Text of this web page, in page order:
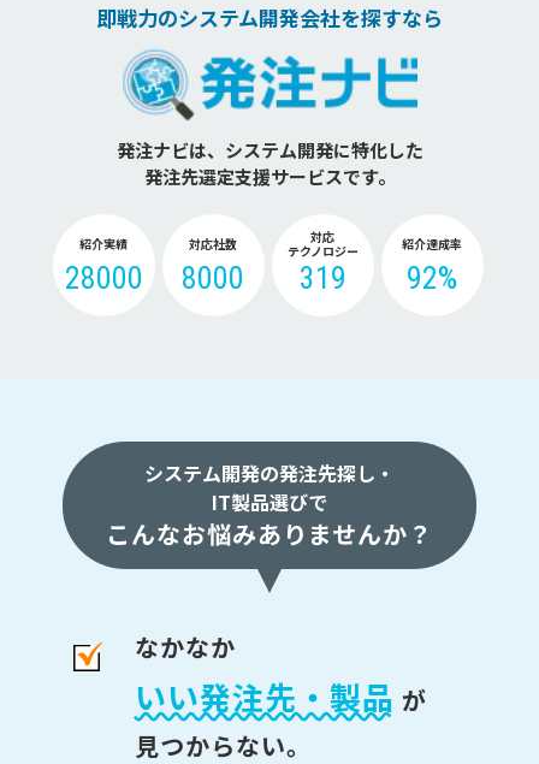
即戦力のシステム開発会社を探すなら
発注ナビは、システム開発に特化した
発注先選定支援サービスです。
紹介実績
28000
対応社数
8000
対応
テクノロジー
319
紹介達成率
92%
システム開発の発注先探し・
IT製品選びで
こんなお悩みありませんか？
なかなか
いい発注先・製品 が
見つからない。